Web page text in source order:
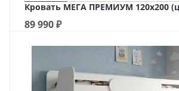
Кровать МЕГА ПРЕМИУМ 120х200
89 990₽